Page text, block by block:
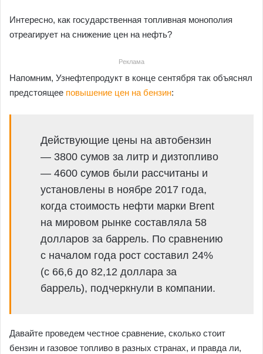
Интересно, как государственная топливная монополия
отреагирует на снижение цен на нефть?
Реклама
Напомним, Узнефтепродукт в конце сентября так объяснял
предстоящее повышение цен на бензин:
Действующие цены на автобензин
— 3800 сумов за литр и дизтопливо
— 4600 сумов были рассчитаны и
установлены в ноябре 2017 года,
когда стоимость нефти марки Brent
на мировом рынке составляла 58
долларов за баррель. По сравнению
с началом года рост составил 24%
(с 66,6 до 82,12 доллара за
баррель), подчеркнули в компании.
Давайте проведем честное сравнение, сколько стоит
бензин и газовое топливо в разных странах, и правда ли,